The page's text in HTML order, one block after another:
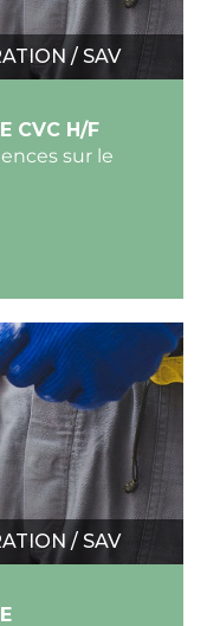
/ SAV
CVC H/F
sur le
/ SAV